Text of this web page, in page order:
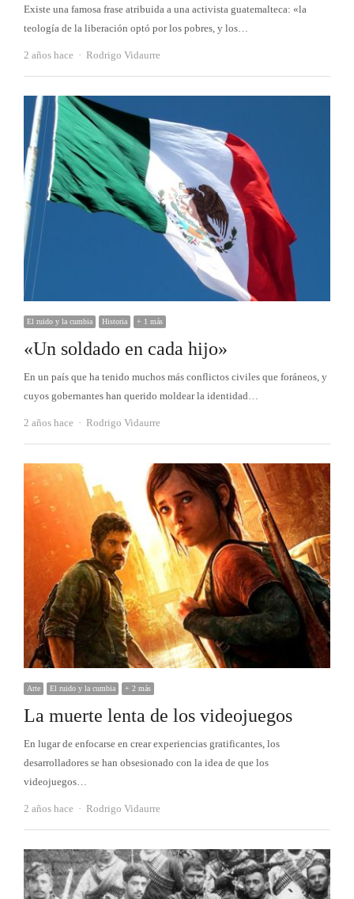
Existe una famosa frase atribuida a una activista guatemalteca: «la
teología de la liberación optó por los pobres, y los…
2 años hace Autor
Rodrigo Vidaurre
El ruido y la cumbia Historia + 1 más
«Un soldado en cada hijo»
En un país que ha tenido muchos más conflictos civiles que foráneos, y
cuyos gobernantes han querido moldear la identidad…
2 años hace Autor
Rodrigo Vidaurre
Arte El ruido y la cumbia + 2 más
La muerte lenta de los videojuegos
En lugar de enfocarse en crear experiencias gratificantes, los
desarrolladores se han obsesionado con la idea de que los
videojuegos…
2 años hace Autor
Rodrigo Vidaurre